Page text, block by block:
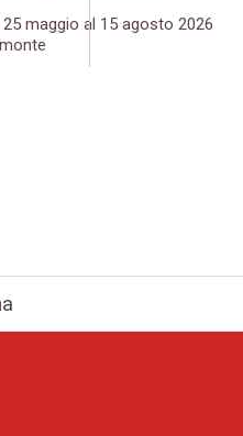
25 maggio al 15 agosto 2026